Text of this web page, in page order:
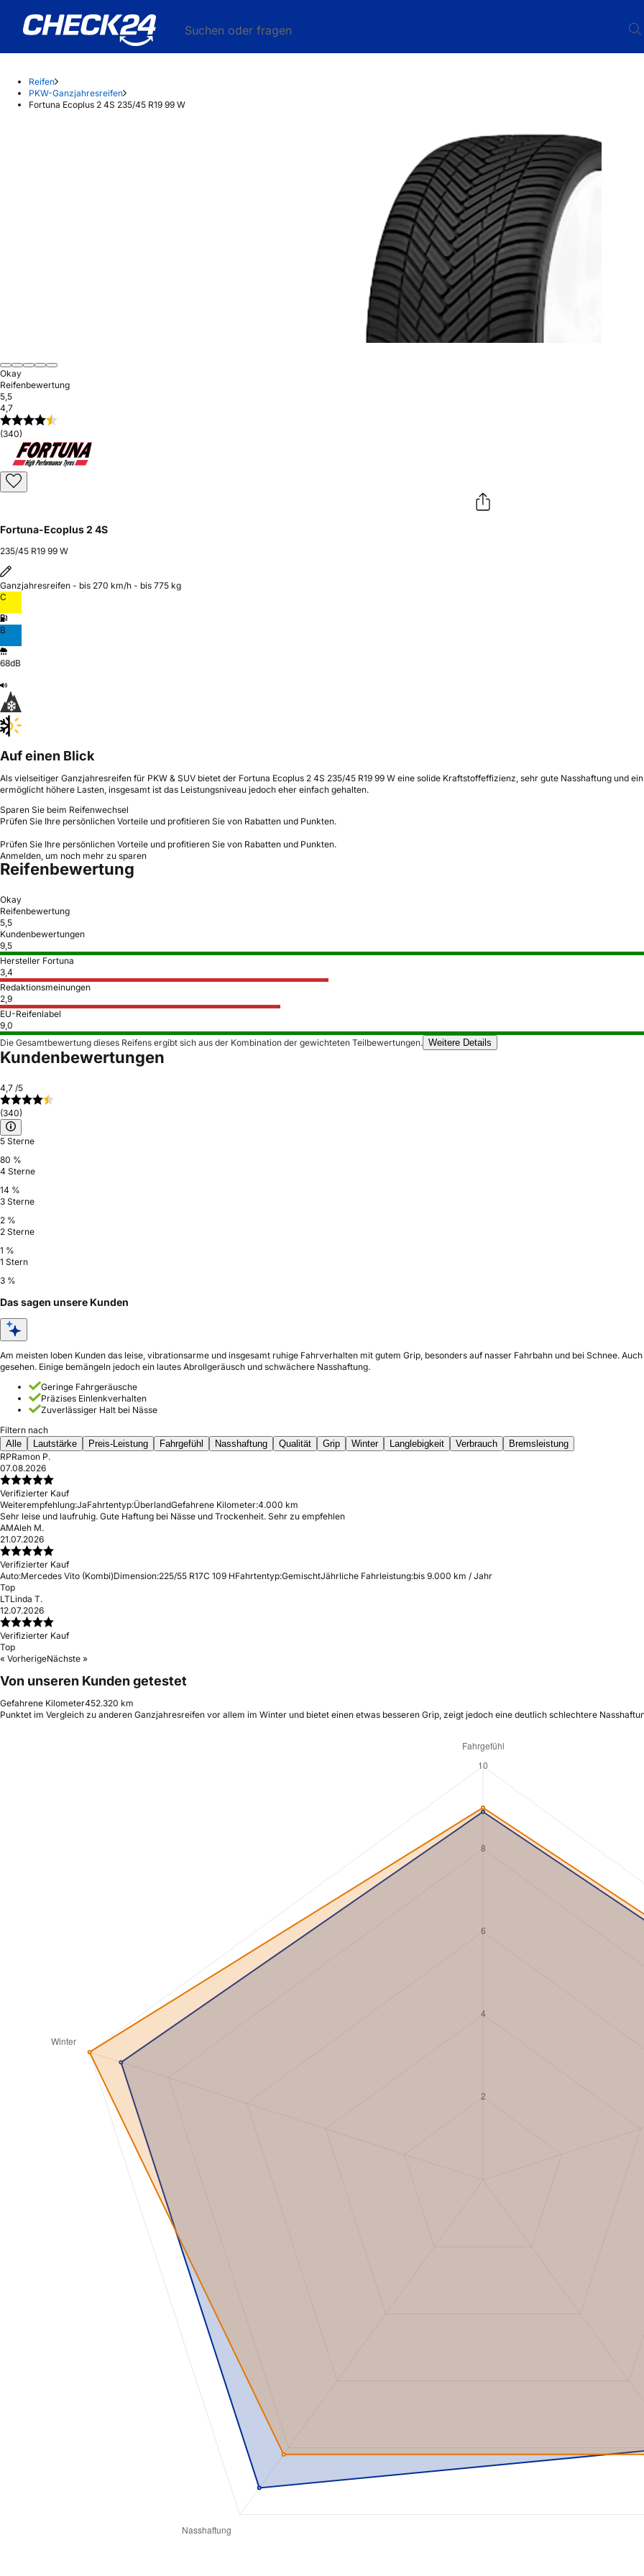
Suchen oder fragen
Reifen
PKW-Ganzjahresreifen
Fortuna Ecoplus 2 4S 235/45 R19 99 W
Okay
Reifenbewertung
5,5
4,7
(340)
Fortuna-Ecoplus 2 4S
235/45 R19 99 W
Ganzjahresreifen - bis 270 km/h - bis 775 kg
C
B
68dB
Auf einen Blick
Als vielseitiger Ganzjahresreifen für PKW & SUV bietet der Fortuna Ecoplus 2 4S 235/45 R19 99 W eine solide Kraftstoffeffizienz, sehr gute Nasshaftung und
ermöglicht höhere Lasten, insgesamt ist das Leistungsniveau jedoch eher einfach gehalten.
Sparen Sie beim Reifenwechsel
Prüfen Sie Ihre persönlichen Vorteile und profitieren Sie von Rabatten und Punkten.
Prüfen Sie Ihre persönlichen Vorteile und profitieren Sie von Rabatten und Punkten.
Anmelden, um noch mehr zu sparen
Reifenbewertung
Okay
Reifenbewertung
5,5
Kundenbewertungen
9,5
Hersteller Fortuna
3,4
Redaktionsmeinungen
2,9
EU-Reifenlabel
9,0
Die Gesamtbewertung dieses Reifens ergibt sich aus der Kombination der gewichteten Teilbewertungen. Weitere Details
Kundenbewertungen
4,7 /5
(340)
5 Sterne
80 %
4 Sterne
14 %
3 Sterne
2 %
2 Sterne
1 %
1 Stern
3 %
Das sagen unsere Kunden
Am meisten loben Kunden das leise, vibrationsarme und insgesamt ruhige Fahrverhalten mit gutem Grip, besonders auf nasser Fahrbahn und bei Schnee.
gesehen. Einige bemängeln jedoch ein lautes Abrollgeräusch und schwächere Nasshaftung.
Geringe Fahrgeräusche
Präzises Einlenkverhalten
Zuverlässiger Halt bei Nässe
Filtern nach
Alle
Lautstärke Preis-Leistung Fahrgefühl Nasshaftung Qualität Grip Winter Langlebigkeit Verbrauch
Bremsleistung
RPRamon P.
07.08.2026
Verifizierter Kauf
Weiterempfehlung:JaFahrtentyp:ÜberlandGefahrene Kilometer:4.000 km
Sehr leise und laufruhig. Gute Haftung bei Nässe und Trockenheit. Sehr zu empfehlen
AMAleh M.
21.07.2026
Verifizierter Kauf
Auto:Mercedes Vito (Kombi)Dimension:225/55 R17C 109 HFahrtentyp:GemischtJährliche Fahrleistung:bis 9.000 km / Jahr
Top
LTLinda T.
12.07.2026
Verifizierter Kauf
Top
« VorherigeNächste »
Von unseren Kunden getestet
Gefahrene Kilometer452.320 km
Punktet im Vergleich zu anderen Ganzjahresreifen vor allem im Winter und bietet einen etwas besseren Grip, zeigt jedoch eine deutlich schlechtere